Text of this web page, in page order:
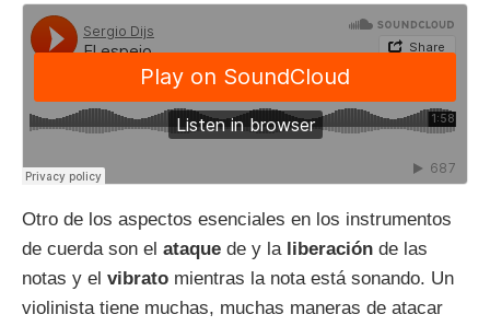
Otro de los aspectos esenciales en los instrumentos
de cuerda son el ataque de y la liberación de las
notas y el vibrato mientras la nota está sonando. Un
violinista tiene muchas, muchas maneras de atacar